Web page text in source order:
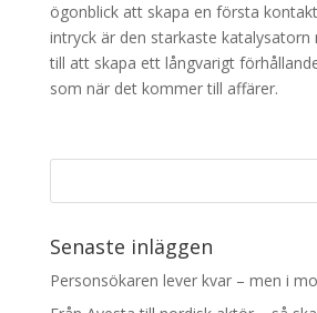
ögonblick att skapa en första
intryck är den starkaste
till att skapa ett långvarigt
som när det kommer till affärer.
Senaste inläggen
Personsökaren lever kvar – men i